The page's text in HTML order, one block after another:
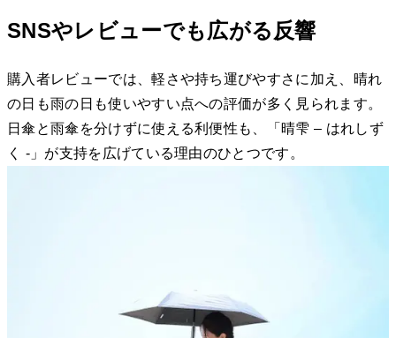
SNSやレビューでも広がる反響
購入者レビューでは、軽さや持ち運びやすさに加え、晴れ
の日も雨の日も使いやすい点への評価が多く見られます。
日傘と雨傘を分けずに使える利便性も、「晴雫 – はれしず
く -」が支持を広げている理由のひとつです。